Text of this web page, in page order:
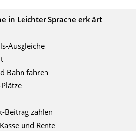
in Leichter Sprache erklärt
Ausgleiche
Bahn fahren
Beitrag zahlen
und Rente